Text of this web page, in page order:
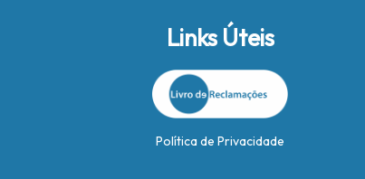
Links Úteis
Política de Privacidade